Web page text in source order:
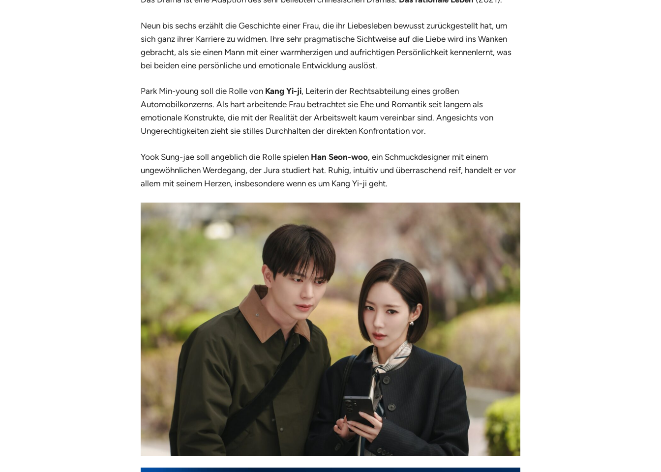
Neun bis sechs erzählt die Geschichte einer Frau, die ihr Liebesleben bewusst zurückgestellt hat, um
sich ganz ihrer Karriere zu widmen. Ihre sehr pragmatische Sichtweise auf die Liebe wird ins Wanken
gebracht, als sie einen Mann mit einer warmherzigen und aufrichtigen Persönlichkeit kennenlernt, was
bei beiden eine persönliche und emotionale Entwicklung auslöst.
Park Min-young soll die Rolle von Kang Yi-ji, Leiterin der Rechtsabteilung eines großen
Automobilkonzerns. Als hart arbeitende Frau betrachtet sie Ehe und Romantik seit langem als
emotionale Konstrukte, die mit der Realität der Arbeitswelt kaum vereinbar sind. Angesichts von
Ungerechtigkeiten zieht sie stilles Durchhalten der direkten Konfrontation vor.
Yook Sung-jae soll angeblich die Rolle spielen Han Seon-woo, ein Schmuckdesigner mit einem
ungewöhnlichen Werdegang, der Jura studiert hat. Ruhig, intuitiv und überraschend reif, handelt er vor
allem mit seinem Herzen, insbesondere wenn es um Kang Yi-ji geht.